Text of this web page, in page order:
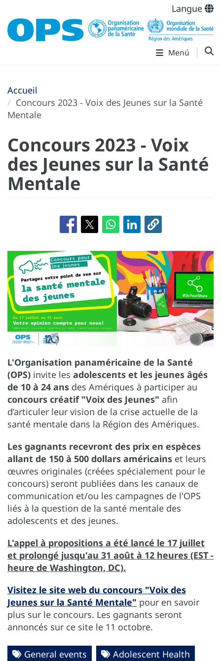
Langue
Menú
Accueil
Concours 2023 - Voix des Jeunes sur la Santé
Mentale
Concours 2023 - Voix
des Jeunes sur la Santé
Mentale
L'Organisation panaméricaine de la Santé
(OPS) invite les adolescents et les jeunes âgés
de 10 à 24 ans des Amériques à participer au
concours créatif "Voix des Jeunes" afin
d’articuler leur vision de la crise actuelle de la
santé mentale dans la Région des Amériques.
Les gagnants recevront des prix en espèces
allant de 150 à 500 dollars américains et leurs
œuvres originales (créées spécialement pour le
concours) seront publiées dans les canaux de
communication et/ou les campagnes de l'OPS
liés à la question de la santé mentale des
adolescents et des jeunes.
L'appel à propositions a été lancé le 17 juillet
et prolongé jusqu'au 31 août à 12 heures (EST -
heure de Washington, DC).
Visitez le site web du concours "Voix des
Jeunes sur la Santé Mentale" pour en savoir
plus sur le concours. Les gagnants seront
annoncés sur ce site le 11 octobre.
General events
Adolescent Health